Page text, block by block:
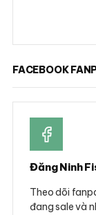
FACEBOOK
Đăng Ninh
Theo dõi
đang sale và